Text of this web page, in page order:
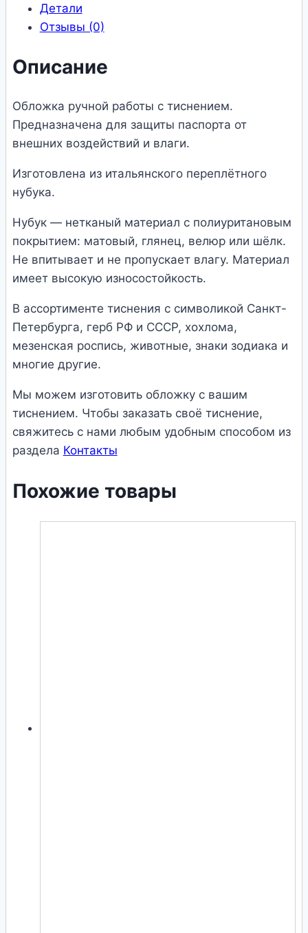
Детали
Отзывы (0)
Описание
Обложка ручной работы с тиснением.
Предназначена для защиты паспорта от
внешних воздействий и влаги.
Изготовлена из итальянского переплётного
нубука.
Нубук — нетканый материал с полиуритановым
покрытием: матовый, глянец, велюр или шёлк.
Не впитывает и не пропускает влагу. Материал
имеет высокую износостойкость.
В ассортименте тиснения с символикой Санкт-
Петербурга, герб РФ и СССР, хохлома,
мезeнская роспись, животные, знаки зодиака и
многие другие.
Мы можем изготовить обложку с вашим
тиснением. Чтобы заказать своё тиснение,
свяжитесь с нами любым удобным способом из
раздела Контакты
Похожие товары